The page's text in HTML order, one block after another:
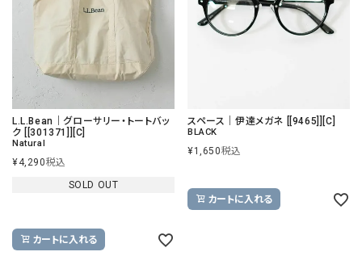
L.L.Bean｜グローサリー・トートバッ
ク [[301371]][C]
Natural
¥4,290税込
SOLD OUT
カートに入れる
スペース｜伊達メガネ [[9465]][C]
BLACK
¥1,650税込
カートに入れる